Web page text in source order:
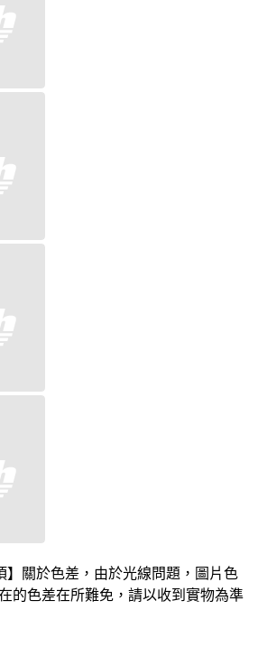
】關於色差，由於光線問題，圖片色
的色差在所難免，請以收到實物為準